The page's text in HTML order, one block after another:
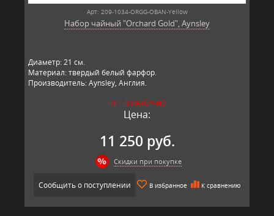
Арт: 209-1034-ORGG-OBAN-Yellow
Набор чайный "Orchard Gold", Aynsley
Диаметр: 21 см.
Материал: твердый белый фарфор.
Производитель: Aynsley, Англия.
НЕТ В НАЛИЧИИ
Цена:
11 250 руб.
Скидки при покупке
Сообщить о поступлении В избранное К сравнению